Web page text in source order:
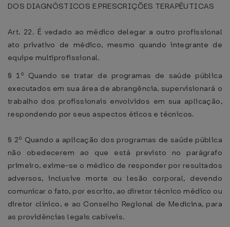
DOS DIAGNÓSTICOS E PRESCRIÇÕES TERAPÊUTICAS
Art. 22. É vedado ao médico delegar a outro profissional
ato privativo de médico, mesmo quando integrante de
equipe multiprofissional.
§ 1º Quando se tratar de programas de saúde pública
executados em sua área de abrangência, supervisionará o
trabalho dos profissionais envolvidos em sua aplicação,
respondendo por seus aspectos éticos e técnicos.
§ 2º Quando a aplicação dos programas de saúde pública
não obedecerem ao que está previsto no parágrafo
primeiro, exime-se o médico de responder por resultados
adversos, inclusive morte ou lesão corporal, devendo
comunicar o fato, por escrito, ao diretor técnico médico ou
diretor clínico, e ao Conselho Regional de Medicina, para
as providências legais cabíveis.